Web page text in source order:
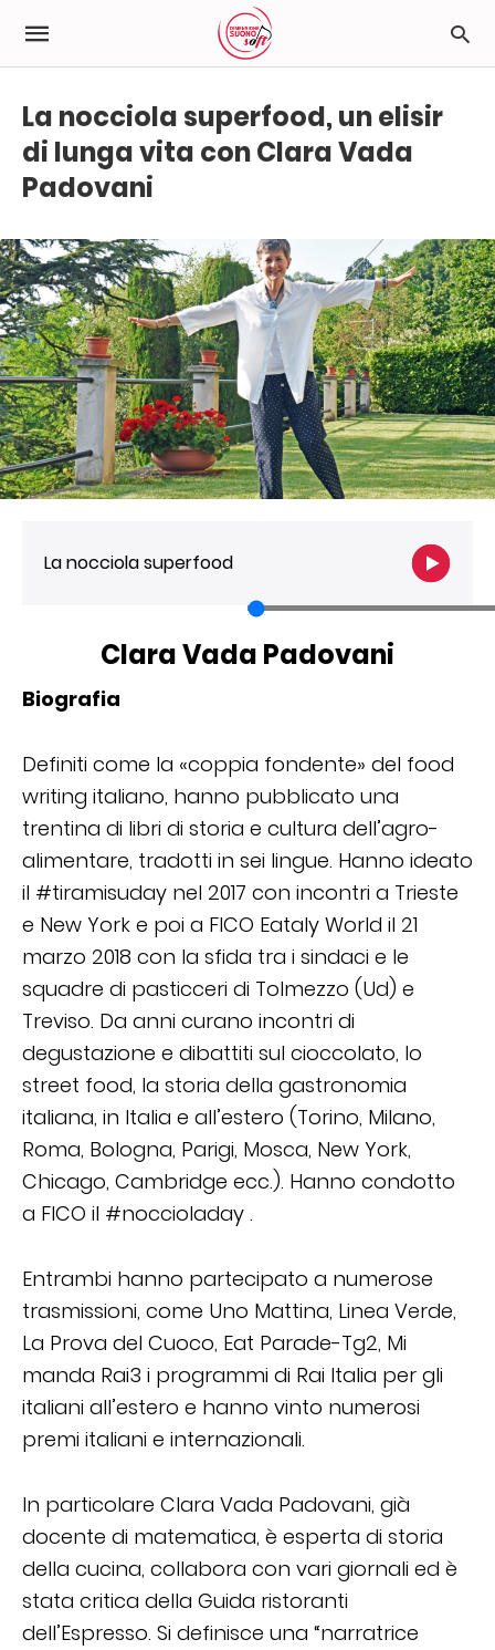
La nocciola superfood, un elisir
di lunga vita con Clara Vada
Padovani
La nocciola superfood
Clara Vada Padovani
Biografia
Definiti come la «coppia fondente» del food
writing italiano, hanno pubblicato una
trentina di libri di storia e cultura dell’agro-
alimentare, tradotti in sei lingue. Hanno ideato
il #tiramisuday nel 2017 con incontri a Trieste
e New York e poi a FICO Eataly World il 21
marzo 2018 con la sfida tra i sindaci e le
squadre di pasticceri di Tolmezzo (Ud) e
Treviso. Da anni curano incontri di
degustazione e dibattiti sul cioccolato, lo
street food, la storia della gastronomia
italiana, in Italia e all’estero (Torino, Milano,
Roma, Bologna, Parigi, Mosca, New York,
Chicago, Cambridge ecc.). Hanno condotto
a FICO il #noccioladay .
Entrambi hanno partecipato a numerose
trasmissioni, come Uno Mattina, Linea Verde,
La Prova del Cuoco, Eat Parade-Tg2, Mi
manda Rai3 i programmi di Rai Italia per gli
italiani all’estero e hanno vinto numerosi
premi italiani e internazionali.
In particolare Clara Vada Padovani, già
docente di matematica, è esperta di storia
della cucina, collabora con vari giornali ed è
stata critica della Guida ristoranti
dell’Espresso. Si definisce una “narratrice